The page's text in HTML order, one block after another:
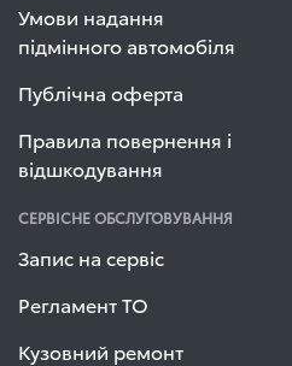
Умови надання
підмінного автомобіля
Публічна оферта
Правила повернення і
відшкодування
СЕРВІСНЕ ОБСЛУГОВУВАННЯ
Запис на сервіс
Регламент ТО
Кузовний ремонт